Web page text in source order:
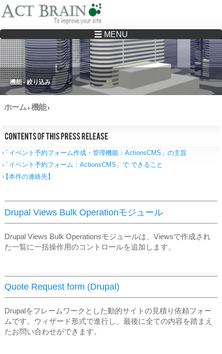
Drupalサイトの制作・保守をどこに頼んでいいか分からない方へ…まずはご相談く
ださい
☰ MENU
機能 - 絞り込み
ホーム› 機能›
「イベント予約フォーム作成・管理機能：ActionsCMS」の主旨
「イベント予約フォーム：ActionsCMS」で できること
【本件の連絡先】
Drupal Views Bulk Operationモジュール
Drupal Views Bulk Operationsモジュールは、Viewsで作成され
た一覧に一括操作用のコントロールを追加します。
Quote Request form (Drupal)
Drupalをフレームワークとした動的サイトの見積り依頼フォー
ムです。ウィザード形式で進行し、最後に全ての内容を踏まえ
たお問い合わせができます。